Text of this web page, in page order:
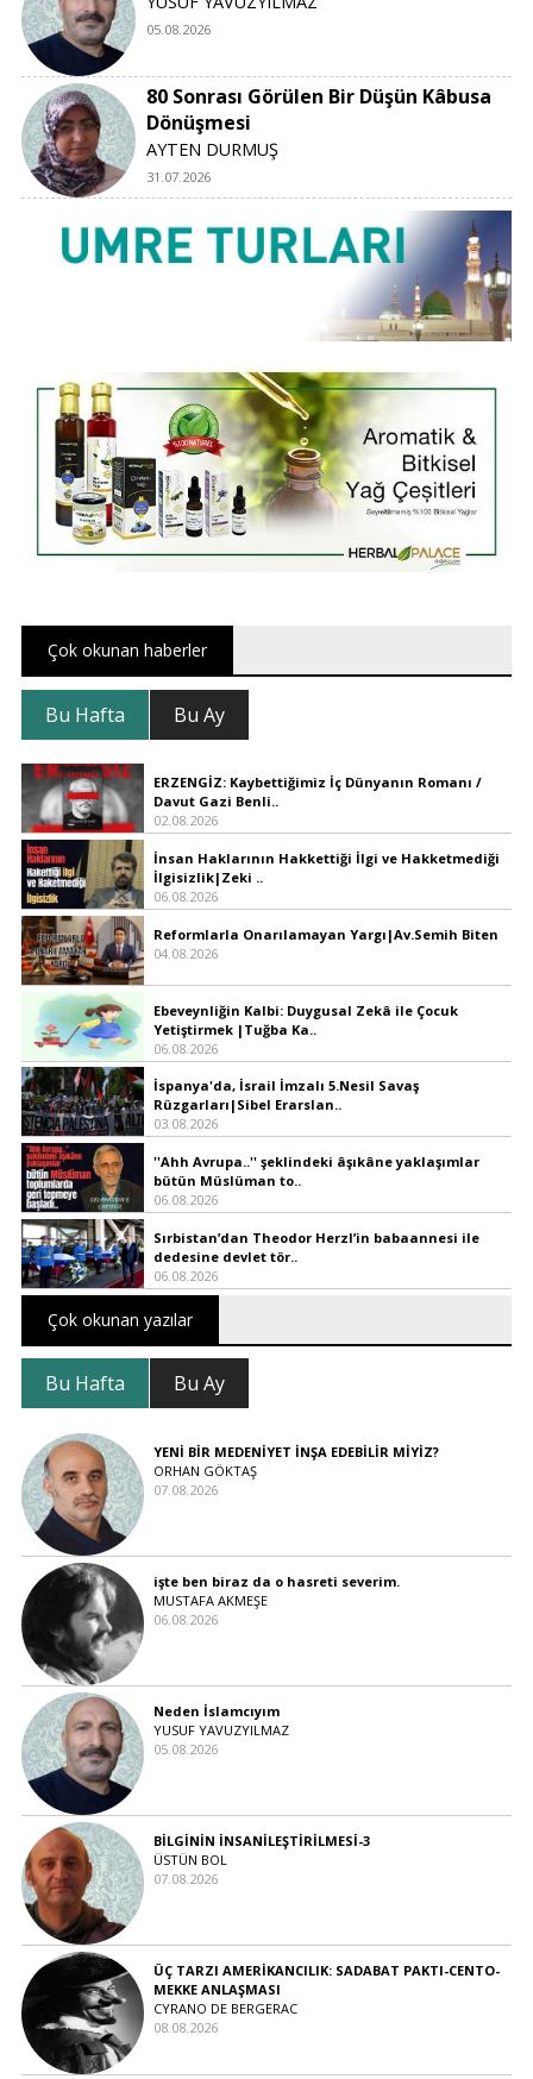
05.08.2026
80 Sonrası Görülen Bir Düşün Kâbusa
Dönüşmesi
AYTEN DURMUŞ
31.07.2026
Çok okunan haberler
Bu Hafta Bu Ay
ERZENGİZ: Kaybettiğimiz İç Dünyanın Romanı /
Davut Gazi Benli..
02.08.2026
İnsan Haklarının Hakkettiği İlgi ve Hakketmediği
İlgisizlik|Zeki ..
06.08.2026
Reformlarla Onarılamayan Yargı|Av.Semih Biten
04.08.2026
Ebeveynliğin Kalbi: Duygusal Zekâ ile Çocuk
Yetiştirmek |Tuğba Ka..
06.08.2026
İspanya'da, İsrail İmzalı 5.Nesil Savaş
Rüzgarları|Sibel Erarslan..
03.08.2026
''Ahh Avrupa..'' şeklindeki âşıkâne yaklaşımlar
bütün Müslüman to..
06.08.2026
Sırbistan’dan Theodor Herzl’in babaannesi ile
dedesine devlet tör..
06.08.2026
Çok okunan yazılar
Bu Hafta Bu Ay
YENİ BİR MEDENİYET İNŞA EDEBİLİR MİYİZ?
ORHAN GÖKTAŞ
07.08.2026
işte ben biraz da o hasreti severim.
MUSTAFA AKMEŞE
06.08.2026
Neden İslamcıyım
YUSUF YAVUZYILMAZ
05.08.2026
BİLGİNİN İNSANİLEŞTİRİLMESİ-3
ÜSTÜN BOL
07.08.2026
ÜÇ TARZI AMERİKANCILIK: SADABAT PAKTI-CENTO-
MEKKE ANLAŞMASI
CYRANO DE BERGERAC
08.08.2026